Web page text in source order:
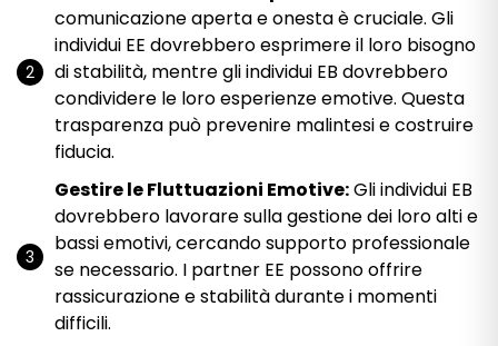
comunicazione aperta e onesta è cruciale. Gli
individui EE dovrebbero esprimere il loro bisogno
di stabilità, mentre gli individui EB dovrebbero
condividere le loro esperienze emotive. Questa
trasparenza può prevenire malintesi e costruire
fiducia.
Gestire le Fluttuazioni Emotive:Gli individui EB
dovrebbero lavorare sulla gestione dei loro alti e
bassi emotivi, cercando supporto professionale
se necessario. I partner EE possono offrire
rassicurazione e stabilità durante i momenti
difficili.